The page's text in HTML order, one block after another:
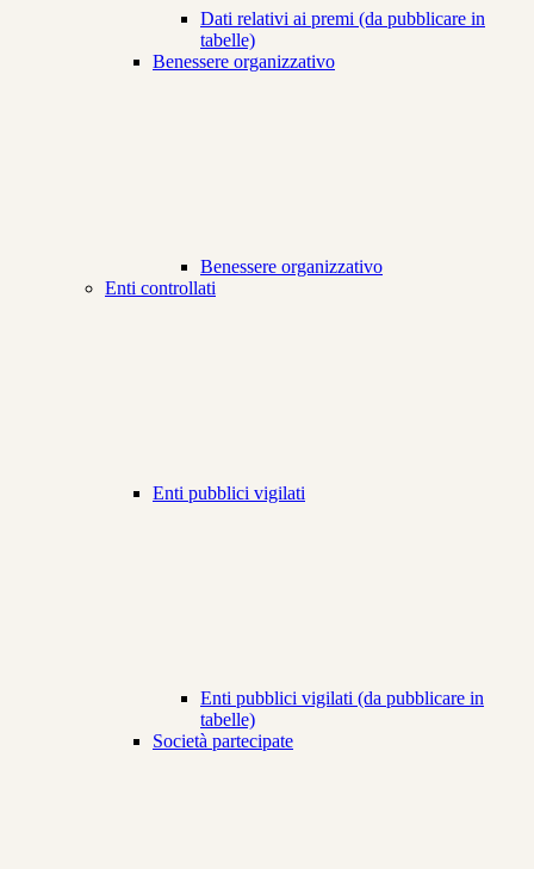
Dati relativi ai premi (da pubblicare in
tabelle)
Benessere organizzativo
Benessere organizzativo
Enti controllati
Enti pubblici vigilati
Enti pubblici vigilati (da pubblicare in
tabelle)
Società partecipate